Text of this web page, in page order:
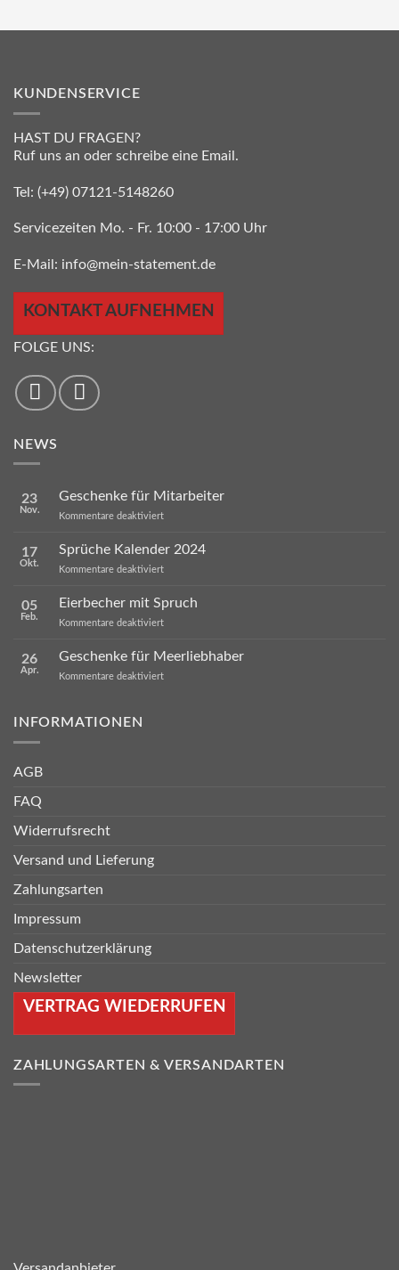
KUNDENSERVICE
HAST DU FRAGEN?
Ruf uns an oder schreibe eine Email.
Tel: (+49) 07121-5148260
Servicezeiten Mo. - Fr. 10:00 - 17:00 Uhr
E-Mail: info@mein-statement.de
KONTAKT AUFNEHMEN
FOLGE UNS:
NEWS
23
Nov.
Geschenke für Mitarbeiter
Kommentare deaktiviertfür
Mitarbeiter
17
Okt.
Sprüche Kalender 2024
Kommentare deaktiviertfür
2024
05
Feb.
Eierbecher mit Spruch
Kommentare deaktiviertfür
Spruch
26
Apr.
Geschenke für Meerliebhaber
Kommentare deaktiviertfür
INFORMATIONEN
AGB
FAQ
Widerrufsrecht
Versand und Lieferung
Zahlungsarten
Impressum
Datenschutzerklärung
Newsletter
VERTRAG WIEDERRUFEN
ZAHLUNGSARTEN & VERSANDARTEN